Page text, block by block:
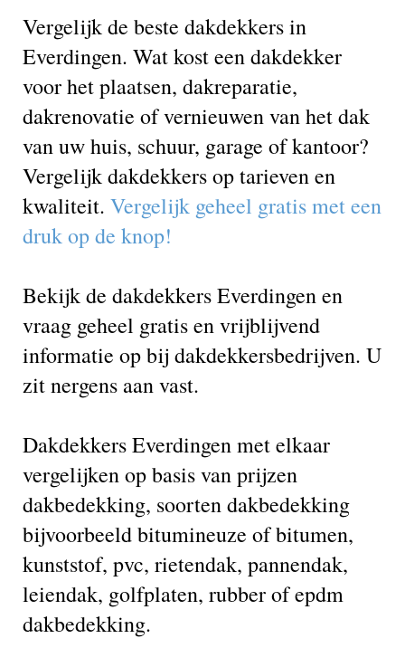
Vergelijk de beste dakdekkers in
Everdingen. Wat kost een dakdekker
voor het plaatsen, dakreparatie,
dakrenovatie of vernieuwen van het dak
van uw huis, schuur, garage of kantoor?
Vergelijk dakdekkers op tarieven en
kwaliteit. Vergelijk geheel gratis met een
druk op de knop!
Bekijk de dakdekkers Everdingen en
vraag geheel gratis en vrijblijvend
informatie op bij dakdekkersbedrijven. U
zit nergens aan vast.
Dakdekkers Everdingen met elkaar
vergelijken op basis van prijzen
dakbedekking, soorten dakbedekking
bijvoorbeeld bitumineuze of bitumen,
kunststof, pvc, rietendak, pannendak,
leiendak, golfplaten, rubber of epdm
dakbedekking.